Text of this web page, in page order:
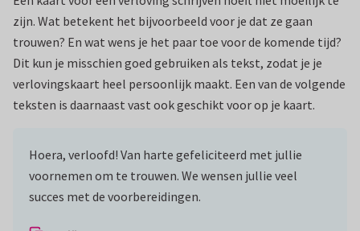
zijn. Wat betekent het bijvoorbeeld voor je dat ze gaan
trouwen? En wat wens je het paar toe voor de komende tijd?
Dit kun je misschien goed gebruiken als tekst, zodat je je
verlovingskaart heel persoonlijk maakt. Een van de volgende
teksten is daarnaast vast ook geschikt voor op je kaart.
Hoera, verloofd! Van harte gefeliciteerd met jullie
voornemen om te trouwen. We wensen jullie veel
succes met de voorbereidingen.